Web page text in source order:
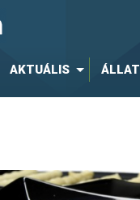
AKTUÁLIS ÁLLAT